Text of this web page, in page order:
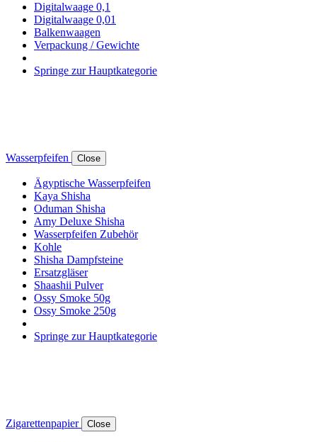
Digitalwaage 0,1
Digitalwaage 0,01
Balkenwaagen
Verpackung / Gewichte
Springe zur Hauptkategorie
Wasserpfeifen Close
Ägyptische Wasserpfeifen
Kaya Shisha
Oduman Shisha
Amy Deluxe Shisha
Wasserpfeifen Zubehör
Kohle
Shisha Dampfsteine
Ersatzgläser
Shaashii Pulver
Ossy Smoke 50g
Ossy Smoke 250g
Springe zur Hauptkategorie
Zigarettenpapier Close